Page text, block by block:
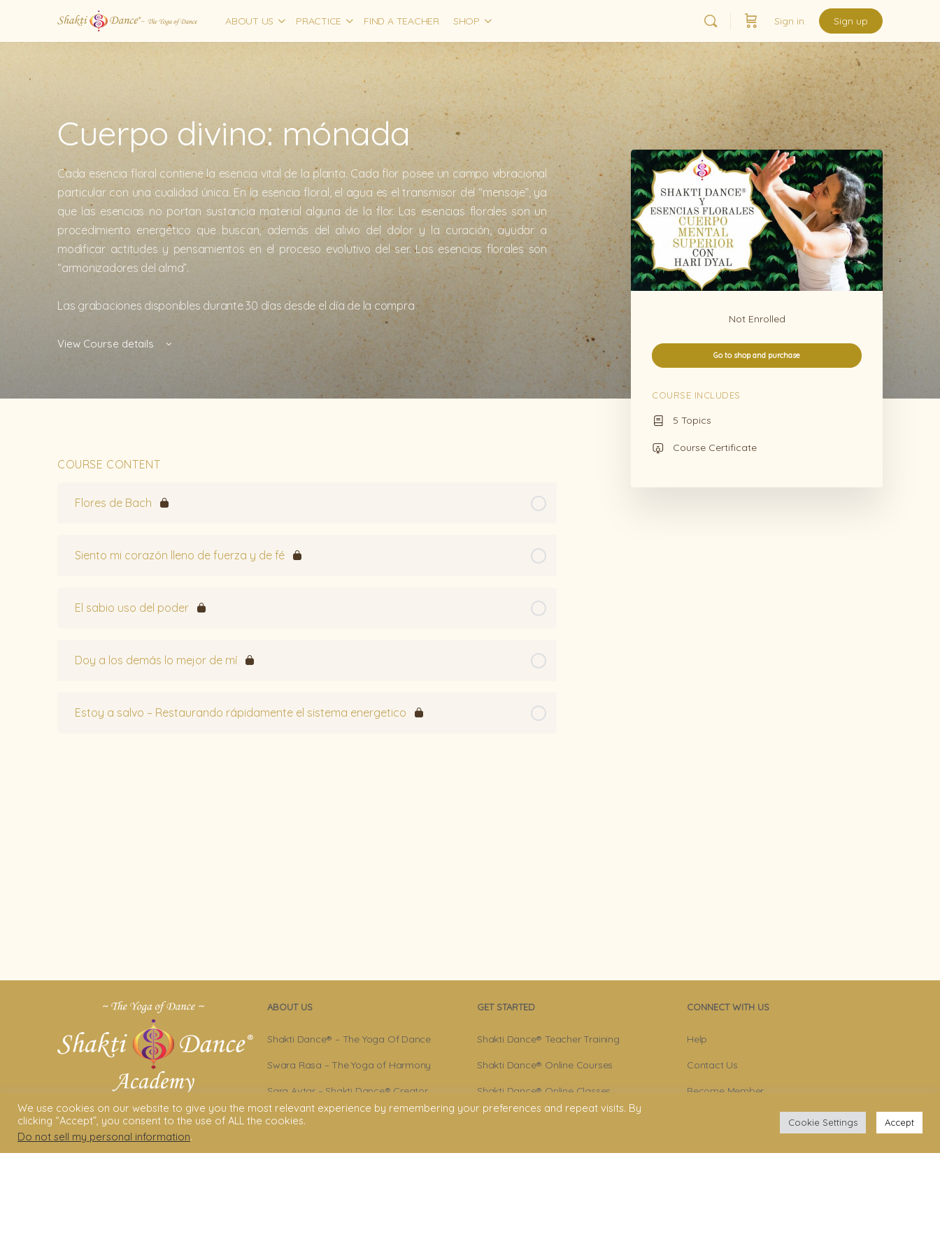
ABOUT US PRACTICE FIND A TEACHER SHOP Sign in Sign up
Cuerpo divino: mónada
Cada esencia floral contiene la esencia vital de la planta. Cada flor posee un campo vibracional
particular con una cualidad única. En la esencia floral, el agua es el transmisor del “mensaje”, ya
que las esencias no portan sustancia material alguna de la flor. Las esencias florales son un
procedimiento energético que buscan, además del alivio del dolor y la curación, ayudar a
modificar actitudes y pensamientos en el proceso evolutivo del ser. Las esencias florales son
“armonizadores del alma”.
Las grabaciones disponibles durante 30 días desde el día de la compra
View Course details
COURSE CONTENT
Flores de Bach
Siento mi corazón lleno de fuerza y de fé
El sabio uso del poder
Doy a los demás lo mejor de mí
Estoy a salvo – Restaurando rápidamente el sistema energetico
Not Enrolled
Go to shop and purchase
COURSE INCLUDES
5 Topics
Course Certificate
ABOUT US
Shakti Dance® – The Yoga Of Dance
Swara Rasa – The Yoga of Harmony
Sara Avtar – Shakti Dance® Creator
Shakti Dance® Community
GET STARTED
Shakti Dance® Teacher Training
Shakti Dance® Online Courses
Shakti Dance® Online Classes
CONNECT WITH US
Help
Contact Us
Become Member
Subscribe To Newsletter
We use cookies on our website to give you the most relevant experience by remembering your preferences and repeat visits. By
clicking “Accept”, you consent to the use of ALL the cookies.
Do not sell my personal information.
Cookie Settings Accept